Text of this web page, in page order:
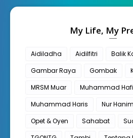
My Life, My
Aidiladha Aidilfitri Balik
Gambar Raya
Gombak
MRSM Muar
Muhammad
Muhammad Haris
Nur Hanim
Opet & Oyen
Sahabat